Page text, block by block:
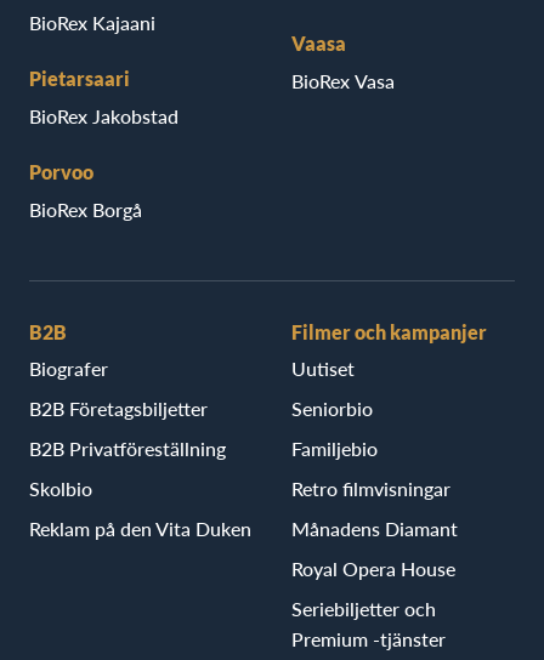
BioRex Kajaani
Pietarsaari
BioRex Jakobstad
Porvoo
BioRex Borgå
Vaasa
BioRex Vasa
B2B
Biografer
B2B Företagsbiljetter
B2B Privatföreställning
Skolbio
Reklam på den Vita Duken
Filmer och kampanjer
Uutiset
Seniorbio
Familjebio
Retro filmvisningar
Månadens Diamant
Royal Opera House
Seriebiljetter och
Premium -tjänster